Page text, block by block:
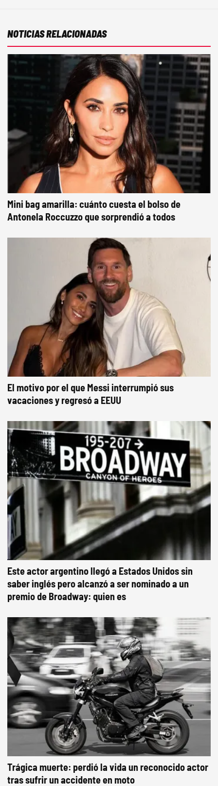
NOTICIAS RELACIONADAS
Mini bag amarilla: cuánto cuesta el bolso de
Antonela Roccuzzo que sorprendió a todos
El motivo por el que Messi interrumpió sus
vacaciones y regresó a EEUU
Este actor argentino llegó a Estados Unidos sin
saber inglés pero alcanzó a ser nominado a un
premio de Broadway: quien es
Trágica muerte: perdió la vida un reconocido actor
tras sufrir un accidente en moto